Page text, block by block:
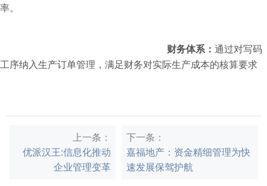
率。
财务体系： 通过对写码
工序纳入生产订单管理，满足财务对实际生产成本的核算要求
上一条：
优派汉王:信息化推动
企业管理变革
下一条：
嘉福地产：资金精细管理为快
速发展保驾护航